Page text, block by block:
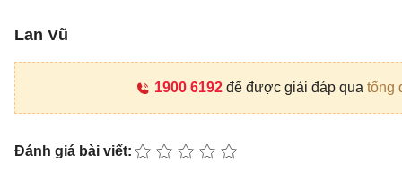
Lan Vũ
1900 6192để được giải đáp qua tổng
Đánh giá bài viết: